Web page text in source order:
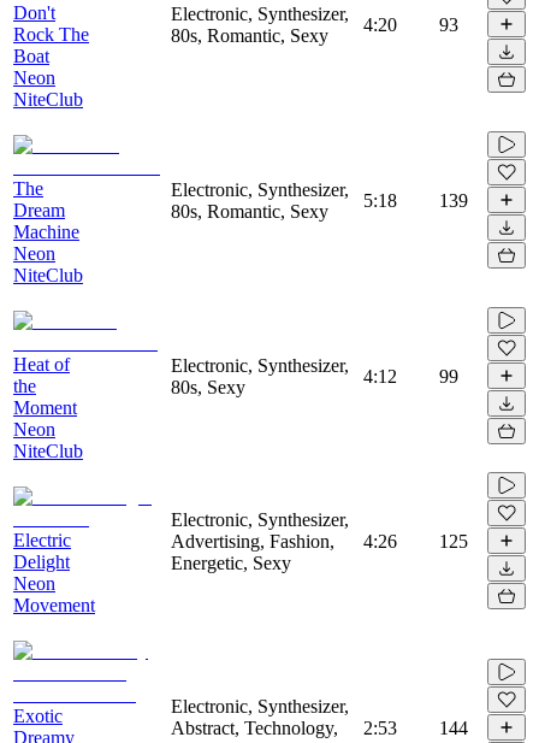
Don't
Rock The
Boat
Neon
NiteClub
Electronic, Synthesizer,
80s, Romantic, Sexy
4:20 93
The
Dream
Machine
Neon
NiteClub
Electronic, Synthesizer,
80s, Romantic, Sexy
5:18 139
Heat of
the
Moment
Neon
NiteClub
Electronic, Synthesizer,
80s, Sexy
4:12 99
Electric
Delight
Neon
Movement
Electronic, Synthesizer,
Advertising, Fashion,
Energetic, Sexy
4:26 125
Exotic
Dreamy
Electronic, Synthesizer,
Abstract, Technology,
2:53 144